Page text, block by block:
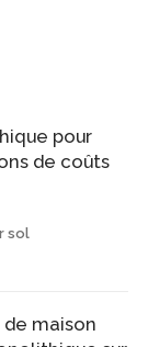
pour
de coûts
sol
maison